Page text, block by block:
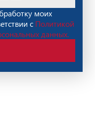
моих
с Политикой
данных.